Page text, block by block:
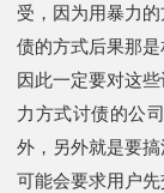
受，因为用暴力
债的方式后果那
因此一定要对这
力方式讨债的公
外，另外就是要
可能会要求用户